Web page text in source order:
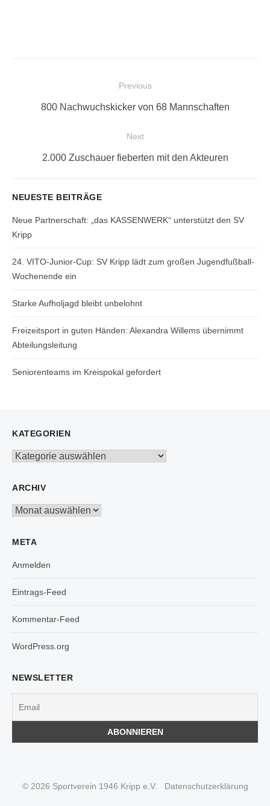
Beitragsnavigation
Previous
Previous
800 Nachwuchskicker von 68 Mannschaften
Next
Next
2.000 Zuschauer fieberten mit den Akteuren
NEUESTE BEITRÄGE
Neue Partnerschaft: „das KASSENWERK“ unterstützt den SV
Kripp
24. VITO-Junior-Cup: SV Kripp lädt zum großen Jugendfußball-
Wochenende ein
Starke Aufholjagd bleibt unbelohnt
Freizeitsport in guten Händen: Alexandra Willems übernimmt
Abteilungsleitung
Seniorenteams im Kreispokal gefordert
KATEGORIEN
Kategorien
ARCHIV
Archiv
META
Anmelden
Eintrags-Feed
Kommentar-Feed
WordPress.org
NEWSLETTER
© 2026 Sportverein 1946 Kripp e.V. Datenschutzerklärung